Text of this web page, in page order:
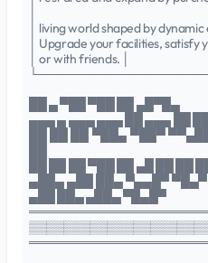
│ living world shaped by
│ Upgrade your facilities, satisfy
│ or with friends. │
██ ▄ ▀██ ▀██ ██ ▄█▀█▄
▄▄▄ ▄ ▄▄▄ ▄▄▄ ██ ▄▄▄ ██
██ ██ ██ ▀██▄ ▀██▀
██ ██ ██ ▀██ ██ ▄█ ██ ██
▄██▄ ▄██ ██▄ ▀▄▄█▀
▄██ ██▄ ▄██▄ ▀█▄█▀